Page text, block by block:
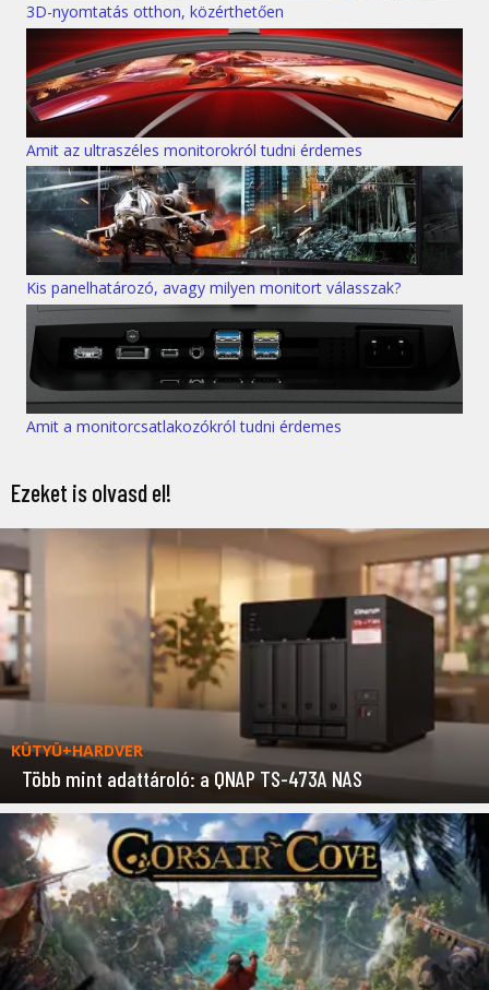
3D-nyomtatás otthon, közérthetően
Amit az ultraszéles monitorokról tudni érdemes
Kis panelhatározó, avagy milyen monitort válasszak?
Amit a monitorcsatlakozókról tudni érdemes
Ezeket is olvasd el!
KÜTYÜ+HARDVER
Több mint adattároló: a QNAP TS-473A NAS